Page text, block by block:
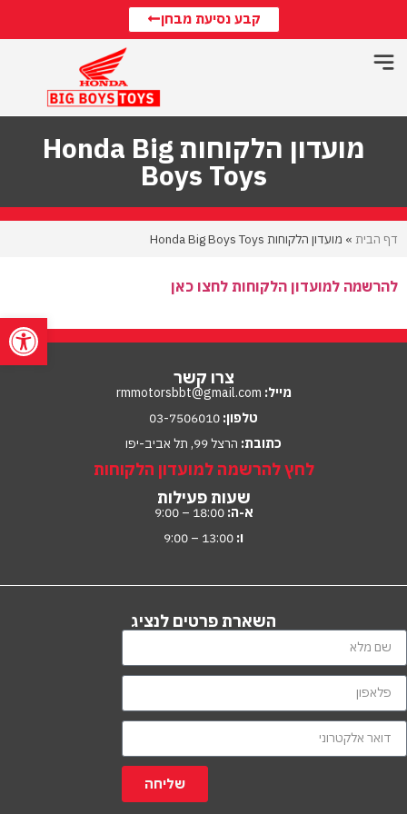
פתח
קבע נסיעת מבחן
מועדון הלקוחות Honda Big
Boys Toys
דף הבית » מועדון הלקוחות Honda Big Boys Toys
להרשמה למועדון הלקוחות לחצו כאן
צרו קשר
מייל: rmmotorsbbt@gmail.com
טלפון: 03-7506010
כתובת: הרצל 99, תל אביב-יפו
לחץ להרשמה למועדון הלקוחות
שעות פעילות
א-ה: 18:00 – 9:00
ו:
השארת פרטים לנציג
שליחה